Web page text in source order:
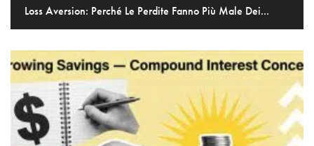
Loss Aversion: Perché Le Perdite Fanno Più Male Dei...